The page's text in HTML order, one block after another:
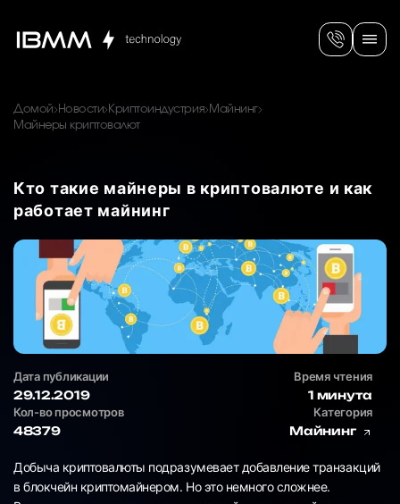
Домой Новости Криптоиндустрия Майнинг
Майнеры криптовалют
Кто такие майнеры в криптовалюте и как
работает майнинг
Дата публикации
29.12.2019
Время чтения
1 минута
Кол-во просмотров
48379
Категория
Майнинг
Добыча криптовалюты подразумевает добавление транзакций
в блокчейн криптомайнером. Но это немного сложнее.